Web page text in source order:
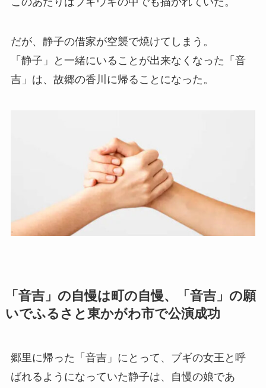
だが、静子の借家が空襲で焼けてしまう。
「静子」と一緒にいることが出来なくなった「音
吉」は、故郷の香川に帰ることになった。
「音吉」の自慢は町の自慢、「音吉」の願
いでふるさと東かがわ市で公演成功
郷里に帰った「音吉」にとって、ブギの女王と呼
ばれるようになっていた静子は、自慢の娘であ